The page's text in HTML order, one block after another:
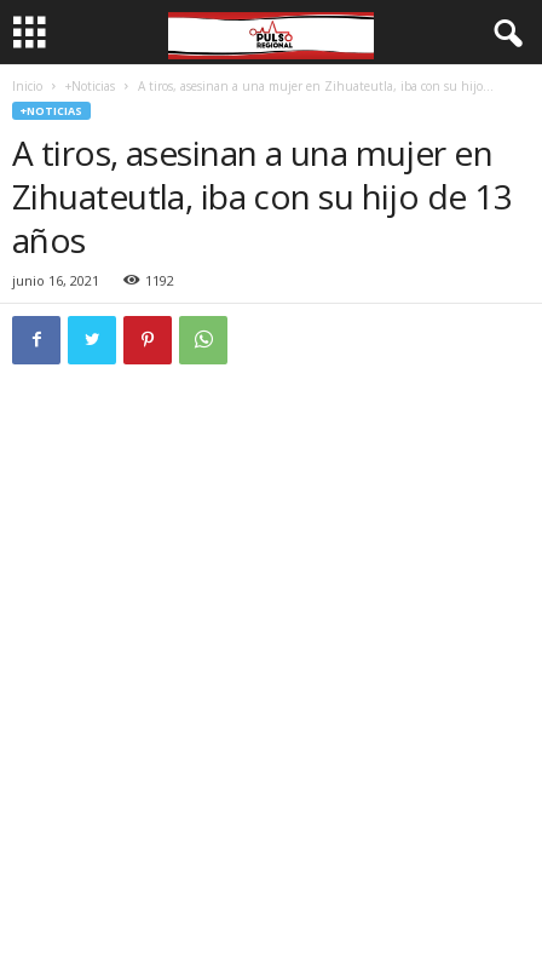
Inicio +Noticias A tiros, asesinan a una mujer en Zihuateutla, iba con su hijo...
+NOTICIAS
A tiros, asesinan a una mujer en
Zihuateutla, iba con su hijo de 13
años
junio 16, 2021 1192